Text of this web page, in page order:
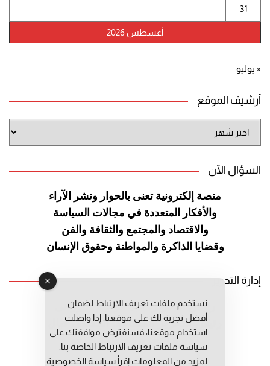
أغسطس 2026
31
« يوليو
أرشيف الموقع
الموقع
السؤال الآن
منصة إلكترونية تعنى بالحوار ونشر الآراء
والأفكار المتعددة في مجالات السياسة
والاقتصاد والمجتمع والثقافة والفن
وقضايا الذاكرة والمواطنة وحقوق الإنسان
إدارة التحرير
رئيس التحرير: عبد الرحيم التوراني
رئيس التحرير المساعد: المعطي قبال
مديرة التحرير: فاطمة حوحو
نستخدم ملفات تعريف الارتباط لضمان
أفضل تجربة لك على موقعنا. إذا واصلت
استخدام موقعنا، فسنفترض موافقتك على
سياسة ملفات تعريف الارتباط الخاصة بنا.
لمزيد من المعلومات إقرأ سياسة الخصوصية